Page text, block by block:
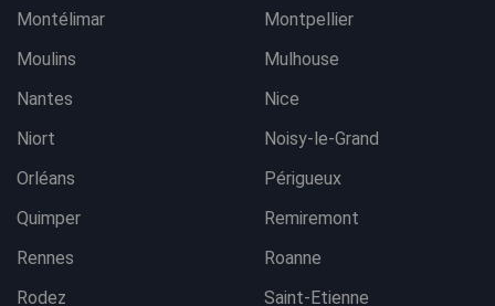
Montélimar
Montpellier
Moulins
Mulhouse
Nantes
Nice
Niort
Noisy-le-Grand
Orléans
Périgueux
Quimper
Remiremont
Rennes
Roanne
Rodez
Saint-Etienne